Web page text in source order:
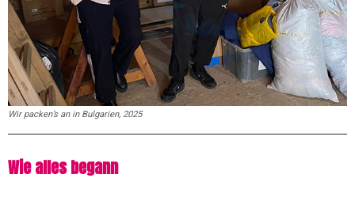
Wir packen’s an in Bulgarien, 2025
Wie alles begann